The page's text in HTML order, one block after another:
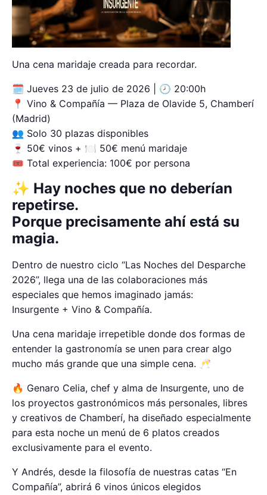
Una cena maridaje creada para recordar.
🗓 Jueves 23 de julio de 2026 | 🕗 20:00h
📍 Vino & Compañía — Plaza de Olavide 5, Chamberí
(Madrid)
👥 Solo 30 plazas disponibles
🍷 50€ vinos + 🍽 50€ menú maridaje
🎟 Total experiencia: 100€ por persona
✨ Hay noches que no deberían
repetirse.
Porque precisamente ahí está su
magia.
Dentro de nuestro ciclo “Las Noches del Desparche
2026”, llega una de las colaboraciones más
especiales que hemos imaginado jamás:
Insurgente + Vino & Compañía.
Una cena maridaje irrepetible donde dos formas de
entender la gastronomía se unen para crear algo
mucho más grande que una simple cena. 🥂
🔥 Genaro Celia, chef y alma de Insurgente, uno de
los proyectos gastronómicos más personales, libres
y creativos de Chamberí, ha diseñado especialmente
para esta noche un menú de 6 platos creados
exclusivamente para el evento.
Y Andrés, desde la filosofía de nuestras catas “En
Compañía”, abrirá 6 vinos únicos elegidos